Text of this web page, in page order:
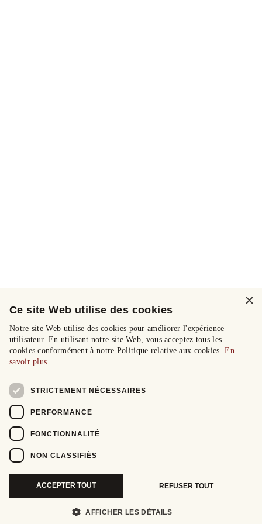
×
Ce site Web utilise des cookies
Notre site Web utilise des cookies pour améliorer l'expérience
utilisateur. En utilisant notre site Web, vous acceptez tous les
cookies conformément à notre Politique relative aux cookies.En
savoir plus
STRICTEMENT NÉCESSAIRES
PERFORMANCE
FONCTIONNALITÉ
NON CLASSIFIÉS
ACCEPTER TOUT REFUSER TOUT
AFFICHER LES DÉTAILS